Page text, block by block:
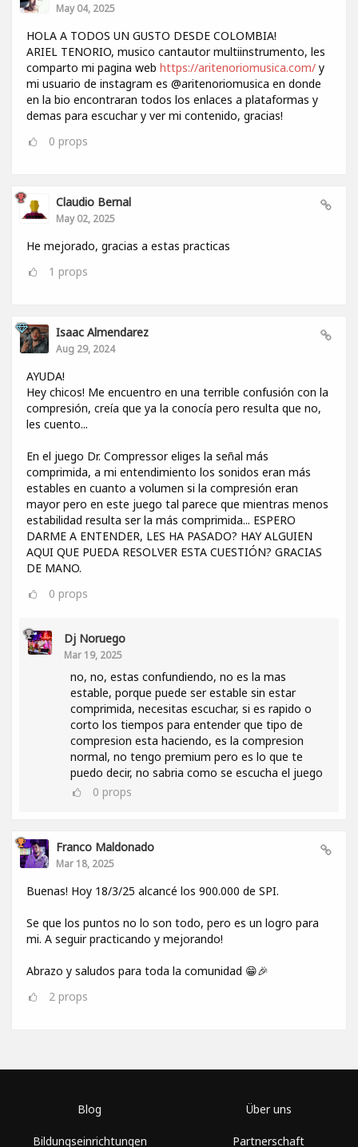
May 04, 2025
HOLA A TODOS UN GUSTO DESDE COLOMBIA!
ARIEL TENORIO, musico cantautor multiinstrumento, les
comparto mi pagina web https://aritenoriomusica.com/ y
mi usuario de instagram es @aritenoriomusica en donde
en la bio encontraran todos los enlaces a plataformas y
demas para escuchar y ver mi contenido, gracias!
0 props
Claudio Bernal
May 02, 2025
He mejorado, gracias a estas practicas
1 props
Isaac Almendarez
Aug 29, 2024
AYUDA!
Hey chicos! Me encuentro en una terrible confusión con la
compresión, creía que ya la conocía pero resulta que no,
les cuento...
En el juego Dr. Compressor eliges la señal más
comprimida, a mi entendimiento los sonidos eran más
estables en cuanto a volumen si la compresión eran
mayor pero en este juego tal parece que mientras menos
estabilidad resulta ser la más comprimida... ESPERO
DARME A ENTENDER, LES HA PASADO? HAY ALGUIEN
AQUI QUE PUEDA RESOLVER ESTA CUESTIÓN? GRACIAS
DE MANO.
0 props
Dj Noruego
Mar 19, 2025
no, no, estas confundiendo, no es la mas
estable, porque puede ser estable sin estar
comprimida, necesitas escuchar, si es rapido o
corto los tiempos para entender que tipo de
compresion esta haciendo, es la compresion
normal, no tengo premium pero es lo que te
puedo decir, no sabria como se escucha el juego
0 props
Franco Maldonado
Mar 18, 2025
Buenas! Hoy 18/3/25 alcancé los 900.000 de SPI.
Se que los puntos no lo son todo, pero es un logro para
mi. A seguir practicando y mejorando!
Abrazo y saludos para toda la comunidad 😁🎉
2 props
Blog
Bildungseinrichtungen
Über uns
Partnerschaft